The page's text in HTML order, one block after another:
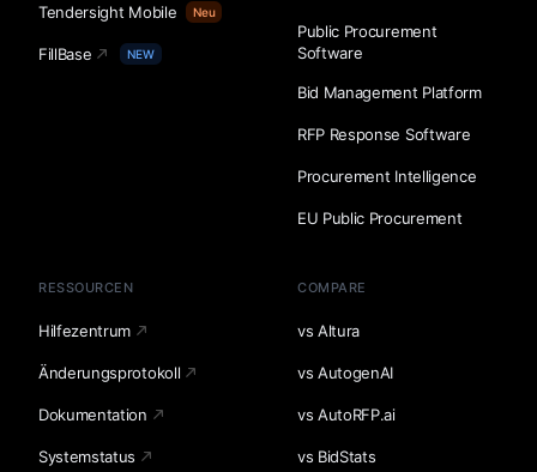
Tendersight Mobile Neu
FillBase NEW
Public Procurement
Software
Bid Management Platform
RFP Response Software
Procurement Intelligence
EU Public Procurement
RESSOURCEN
Hilfezentrum
Änderungsprotokoll
Dokumentation
Systemstatus
COMPARE
vs Altura
vs AutogenAI
vs AutoRFP.ai
vs BidStats